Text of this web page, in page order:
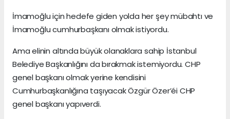
İmamoğlu için hedefe giden yolda her şey mübahtı ve
İmamoğlu cumhurbaşkanı olmak istiyordu.
Ama elinin altında büyük olanaklara sahip İstanbul
Belediye Başkanlığını da bırakmak istemiyordu. CHP
genel başkanı olmak yerine kendisini
Cumhurbaşkanlığına taşıyacak Özgür Özer’éi CHP
genel başkanı yapıverdi.